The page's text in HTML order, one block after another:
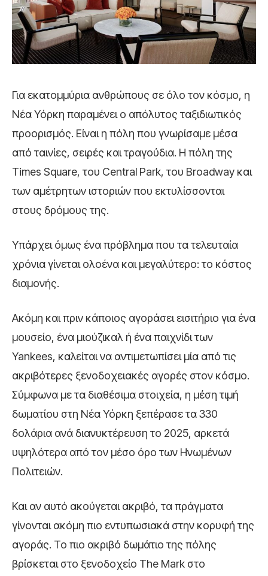
Για εκατομμύρια ανθρώπους σε όλο τον κόσμο, η
Νέα Υόρκη παραμένει ο απόλυτος ταξιδιωτικός
προορισμός. Είναι η πόλη που γνωρίσαμε μέσα
από ταινίες, σειρές και τραγούδια. Η πόλη της
Times Square, του Central Park, του Broadway και
των αμέτρητων ιστοριών που εκτυλίσσονται
στους δρόμους της.
Υπάρχει όμως ένα πρόβλημα που τα τελευταία
χρόνια γίνεται ολοένα και μεγαλύτερο: το κόστος
διαμονής.
Ακόμη και πριν κάποιος αγοράσει εισιτήριο για ένα
μουσείο, ένα μιούζικαλ ή ένα παιχνίδι των
Yankees, καλείται να αντιμετωπίσει μία από τις
ακριβότερες ξενοδοχειακές αγορές στον κόσμο.
Σύμφωνα με τα διαθέσιμα στοιχεία, η μέση τιμή
δωματίου στη Νέα Υόρκη ξεπέρασε τα 330
δολάρια ανά διανυκτέρευση το 2025, αρκετά
υψηλότερα από τον μέσο όρο των Ηνωμένων
Πολιτειών.
Και αν αυτό ακούγεται ακριβό, τα πράγματα
γίνονται ακόμη πιο εντυπωσιακά στην κορυφή της
αγοράς. Το πιο ακριβό δωμάτιο της πόλης
βρίσκεται στο ξενοδοχείο The Mark στο